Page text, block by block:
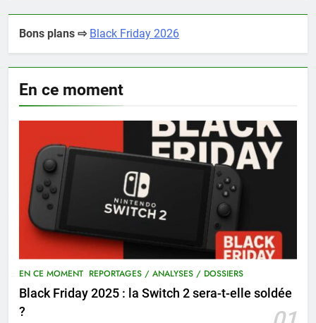
Bons plans ⇨ Black Friday 2026
En ce moment
EN CE MOMENT REPORTAGES / ANALYSES / DOSSIERS
Black Friday 2025 : la Switch 2 sera-t-elle soldée
?